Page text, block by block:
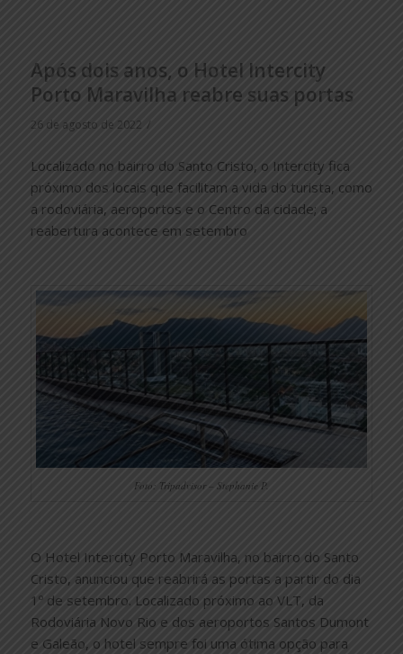
Após dois anos, o Hotel Intercity
Porto Maravilha reabre suas portas
26 de agosto de 2022 /
Localizado no bairro do Santo Cristo, o Intercity fica
próximo dos locais que facilitam a vida do turista, como
a rodoviária, aeroportos e o Centro da cidade; a
reabertura acontece em setembro
Foto: Tripadvisor – Stephanie P.
O Hotel Intercity Porto Maravilha, no bairro do Santo
Cristo, anunciou que reabrirá as portas a partir do dia
1º de setembro. Localizado próximo ao VLT, da
Rodoviária Novo Rio e dos aeroportos Santos Dumont
e Galeão, o hotel sempre foi uma ótima opção para